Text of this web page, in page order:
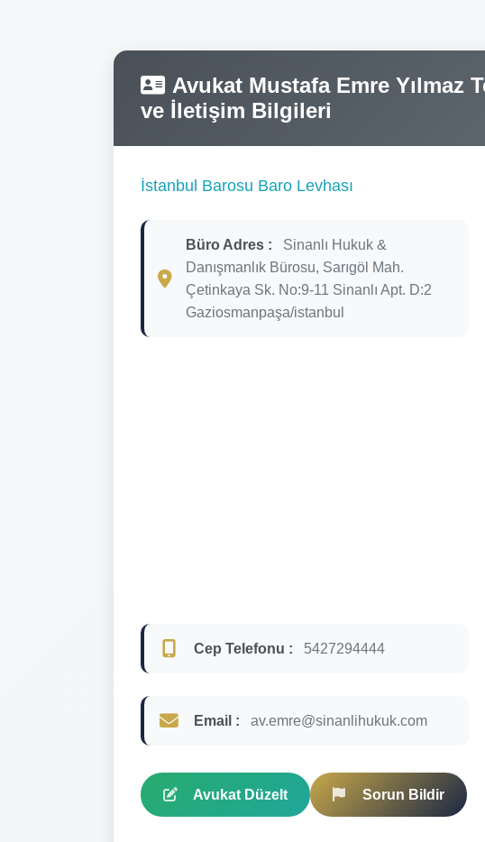
Avukat Mustafa Emre Yılmaz
ve İletişim Bilgileri
İstanbul Barosu Baro Levhası
Büro Adres :
Sinanlı Hukuk &
Danışmanlık Bürosu, Sarıgöl Mah.
Çetinkaya Sk. No:9-11 Sinanlı Apt. D:2
Gaziosmanpaşa/istanbul
Cep Telefonu : 5427294444
Email : av.emre@sinanlihukuk.com
Avukat Düzelt Sorun Bildir